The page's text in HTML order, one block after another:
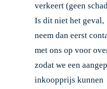
verkeert (geen
Is dit niet het geval,
neem dan eerst
met ons op voor
zodat we een
inkoopprijs kunnen